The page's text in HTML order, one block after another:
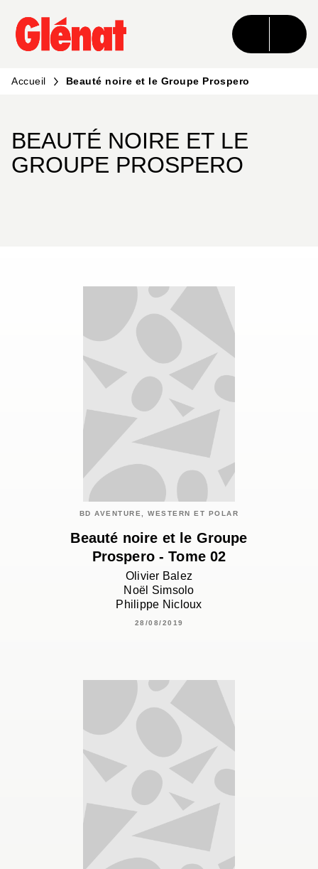
MENU RECHERCHE CONTENU
PIED DE PAGE
Accueil Beauté noire et le Groupe Prospero
BEAUTÉ NOIRE ET LE
GROUPE PROSPERO
BD AVENTURE, WESTERN ET POLAR
Beauté noire et le Groupe
Prospero - Tome 02
Olivier Balez
Noël Simsolo
Philippe Nicloux
28/08/2019